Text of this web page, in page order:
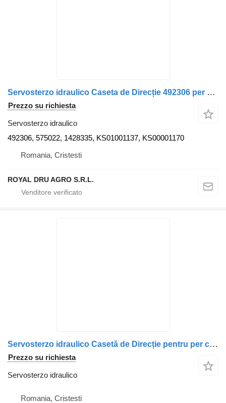
Servosterzo idraulico Caseta de Direcție 492306 per camion Scania ZFLS
Prezzo su richiesta
Servosterzo idraulico
492306, 575022, 1428335, KS01001137, KS00001170
Romania, Cristesti
ROYAL DRU AGRO S.R.L.
Servosterzo idraulico Casetă de Direcție pentru per camion Scania 492305/575021/1427697
Prezzo su richiesta
Servosterzo idraulico
Romania, Cristesti